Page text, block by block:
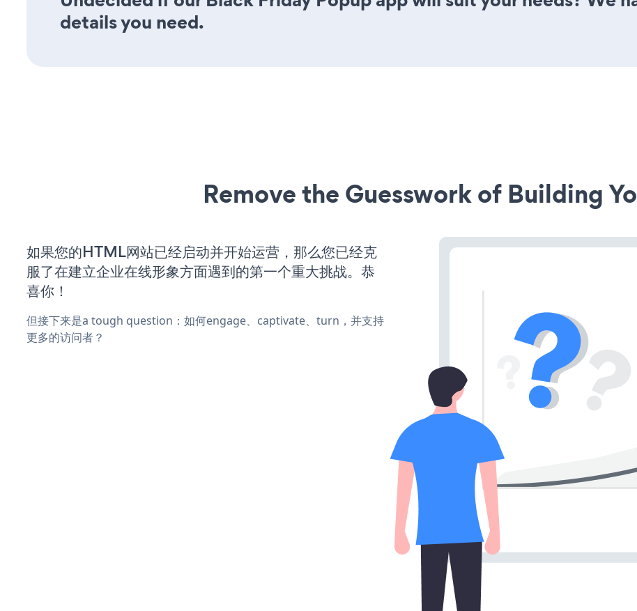
details you need.
Remove the Guesswork of Building
如果您的HTML网站已经启动并开始运营，那么您已经克
服了在建立企业在线形象方面遇到的第一个重大挑战。恭
喜你！
但接下来是a tough question：如何engage、captivate、turn，并支持
更多的访问者？